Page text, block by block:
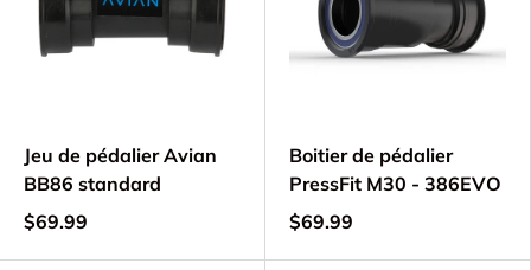
Jeu de pédalier Avian
BB86 standard
$69.99
Boitier de pédalier
PressFit M30 - 386EVO
$69.99